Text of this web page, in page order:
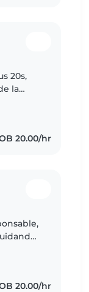
20s,
la
20.00/hr
20.00/hr